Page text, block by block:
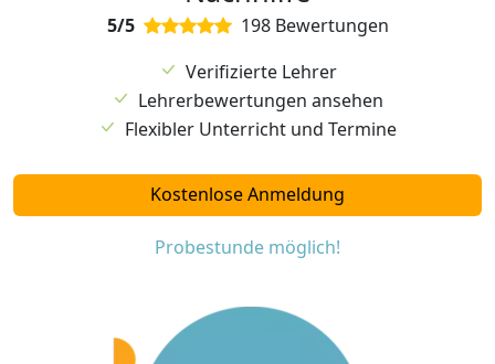
5/5
198 Bewertungen
Verifizierte Lehrer
Lehrerbewertungen ansehen
Flexibler Unterricht und Termine
Kostenlose Anmeldung
Probestunde möglich!